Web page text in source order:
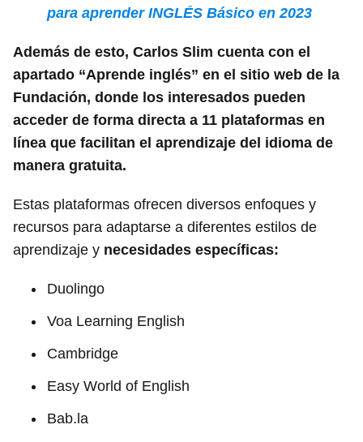
para aprender INGLÉS Básico en 2023
Además de esto, Carlos Slim cuenta con el
apartado “Aprende inglés” en el sitio web de la
Fundación, donde los interesados pueden
acceder de forma directa a 11 plataformas en
línea que facilitan el aprendizaje del idioma de
manera gratuita.
Estas plataformas ofrecen diversos enfoques y
recursos para adaptarse a diferentes estilos de
aprendizaje y necesidades específicas:
Duolingo
Voa Learning English
Cambridge
Easy World of English
Bab.la